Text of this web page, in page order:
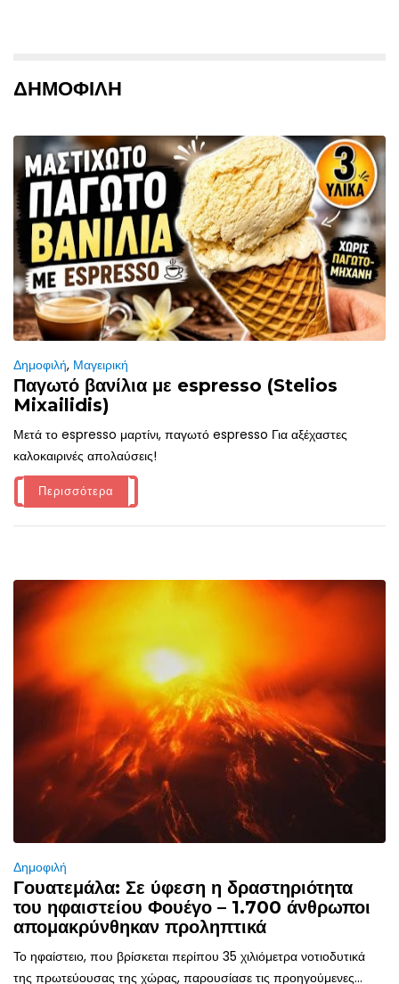
ΔΗΜΟΦΙΛΗ
Δημοφιλή, Μαγειρική
Παγωτό βανίλια με espresso (Stelios
Mixailidis)
Μετά το espresso μαρτίνι, παγωτό espresso Για αξέχαστες
καλοκαιρινές απολαύσεις!
Περισσότερα
Δημοφιλή
Γουατεμάλα: Σε ύφεση η δραστηριότητα
του ηφαιστείου Φουέγο – 1.700 άνθρωποι
απομακρύνθηκαν προληπτικά
Το ηφαίστειο, που βρίσκεται περίπου 35 χιλιόμετρα νοτιοδυτικά
της πρωτεύουσας της χώρας, παρουσίασε τις προηγούμενες...